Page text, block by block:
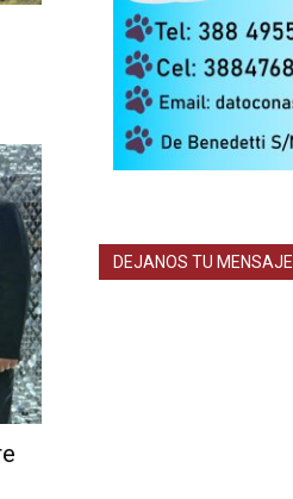
DEJANOS TU MENSAJE